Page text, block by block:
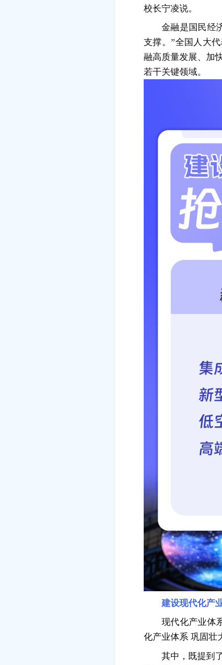
校长宁凌说。
金融是国民经
支撑。”全国人大
融高质量发展、加
若干关键领域。
建设现代化产
现代化产业体
化产业体系 巩固壮
其中，既提到